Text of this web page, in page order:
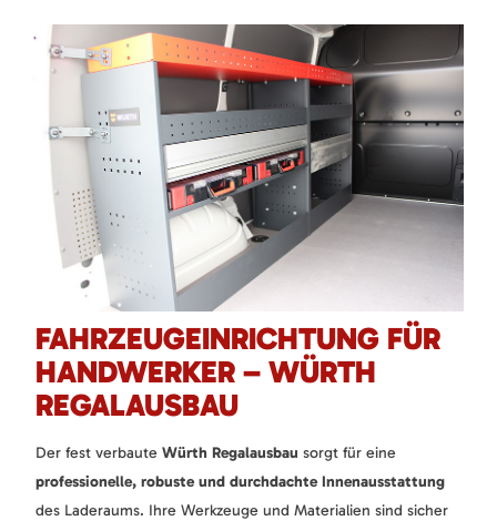
FAHRZEUGEINRICHTUNG FÜR
HANDWERKER – WÜRTH
REGALAUSBAU
Der fest verbaute Würth Regalausbau sorgt für eine
professionelle, robuste und durchdachte Innenausstattung
des Laderaums. Ihre Werkzeuge und Materialien sind sicher